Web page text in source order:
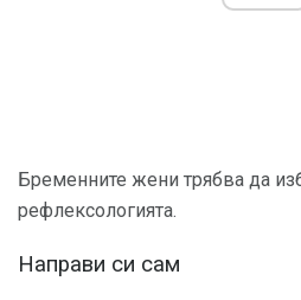
Бременните жени трябва да
рефлексологията.
Направи си сам